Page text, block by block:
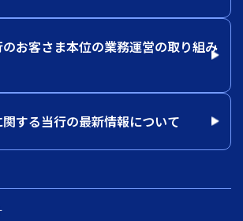
お客さま本位の業務運営の取り組み
する当行の最新情報について